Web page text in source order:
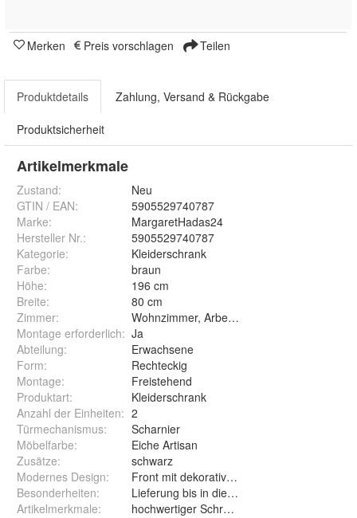
Merken Preis vorschlagen Teilen
Produktdetails Zahlung, Versand & Rückgabe
Produktsicherheit
Artikelmerkmale
Zustand:
Neu
GTIN / EAN:
5905529740787
Marke:
MargaretHadas24
Hersteller Nr.:
5905529740787
Kategorie:
Kleiderschrank
Farbe:
braun
Höhe:
196 cm
Breite:
80 cm
Zimmer:
Wohnzimmer, Arbeitszimmer
Montage erforderlich: Ja
Abteilung:
Erwachsene
Form:
Rechteckig
Montage:
Freistehend
Produktart:
Kleiderschrank
Anzahl der Einheiten: 2
Türmechanismus:
Scharnier
Möbelfarbe:
Eiche Artisan
Zusätze:
schwarz
Modernes Design:
Front mit dekorativen Lamellen
Besonderheiten:
Lieferung bis in die Wohnung
Artikelmerkmale: hochwertiger Schrank, Designer Schrank,